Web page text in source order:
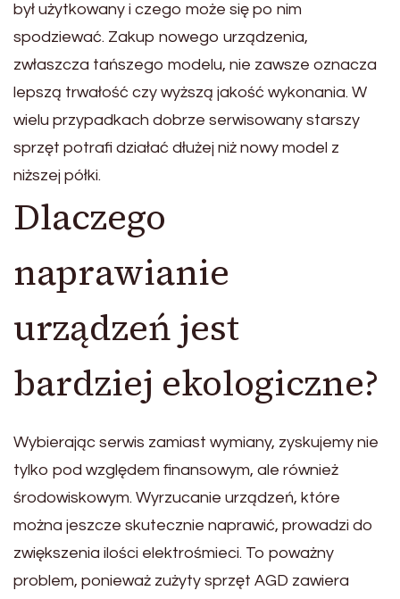
był użytkowany i czego może się po nim
spodziewać. Zakup nowego urządzenia,
zwłaszcza tańszego modelu, nie zawsze oznacza
lepszą trwałość czy wyższą jakość wykonania. W
wielu przypadkach dobrze serwisowany starszy
sprzęt potrafi działać dłużej niż nowy model z
niższej półki.
Dlaczego
naprawianie
urządzeń jest
bardziej ekologiczne?
Wybierając serwis zamiast wymiany, zyskujemy nie
tylko pod względem finansowym, ale również
środowiskowym. Wyrzucanie urządzeń, które
można jeszcze skutecznie naprawić, prowadzi do
zwiększenia ilości elektrośmieci. To poważny
problem, ponieważ zużyty sprzęt AGD zawiera